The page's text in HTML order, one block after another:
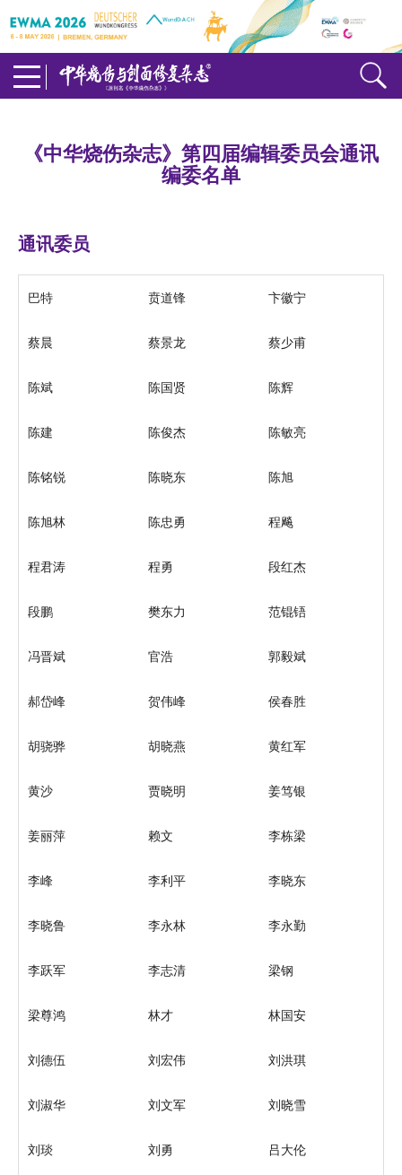
《中华烧伤杂志》第四届编辑委员会通讯
编委名单
通讯委员
巴特 贲道锋 卞徽宁
蔡晨 蔡景龙 蔡少甫
陈斌 陈国贤 陈辉
陈建 陈俊杰 陈敏亮
陈铭锐 陈晓东 陈旭
陈旭林 陈忠勇 程飚
程君涛 程勇 段红杰
段鹏 樊东力 范锟铻
冯晋斌 官浩 郭毅斌
郝岱峰 贺伟峰 侯春胜
胡骁骅 胡晓燕 黄红军
黄沙 贾晓明 姜笃银
姜丽萍 赖文 李栋梁
李峰 李利平 李晓东
李晓鲁 李永林 李永勤
李跃军 李志清 梁钢
梁尊鸿 林才 林国安
刘德伍 刘宏伟 刘洪琪
刘淑华 刘文军 刘晓雪
刘琰 刘勇 吕大伦